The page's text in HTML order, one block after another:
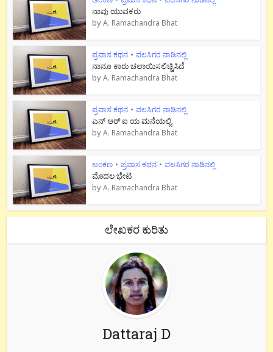
ನಾವು ಯುವಕರು
byA. Ramachandra Bhat
ಪ್ರವಾಸ ಕಥನ • ವಲಸಿಗರ ನಾಡಿನಲ್ಲಿ
ನಾನೂ ಕಾರು ಚಲಾಯಿಸಲಿಚ್ಚಿಸಿದೆ
byA. Ramachandra Bhat
ಪ್ರವಾಸ ಕಥನ • ವಲಸಿಗರ ನಾಡಿನಲ್ಲಿ
ಎನ್ ಆರ್ ಐ ಯ ಮನೆಯಲ್ಲಿ.
byA. Ramachandra Bhat
ಅಂಕಣ • ಪ್ರವಾಸ ಕಥನ • ವಲಸಿಗರ ನಾಡಿನಲ್ಲಿ
ಮೊದಲ ಭೇಟಿ
byA. Ramachandra Bhat
ಲೇಖಕರ ಕುರಿತು
Dattaraj D